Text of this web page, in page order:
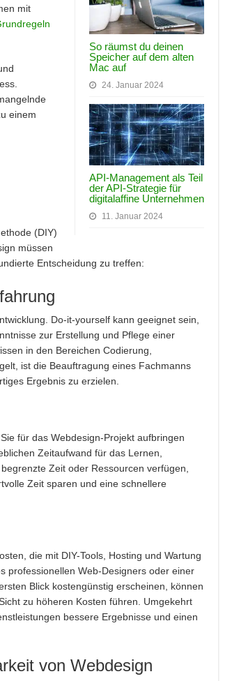
So räumst du deinen
Speicher auf dem alten
Mac auf
24. Januar 2024
API-Management als Teil
der API-Strategie für
digitalaffine Unternehmen
11. Januar 2024
mit
einem
(DIY)
müssen
Entscheidung zu treffen:
Do-it-yourself kann geeignet sein,
zur Erstellung und Pflege einer
in den Bereichen Codierung,
ist die Beauftragung eines Fachmanns
Ergebnis zu erzielen.
für das Webdesign-Projekt aufbringen
Zeitaufwand für das Lernen,
Zeit oder Ressourcen verfügen,
Zeit sparen und eine schnellere
die mit DIY-Tools, Hosting und Wartung
professionellen Web-Designers oder einer
Blick kostengünstig erscheinen, können
zu höheren Kosten führen. Umgekehrt
bessere Ergebnisse und einen
von Webdesign